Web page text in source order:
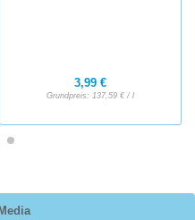
3,99 €
Grundpreis: 137,59 € / l